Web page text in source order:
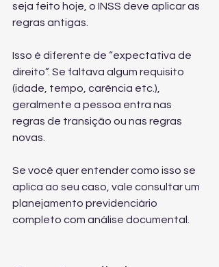
seja feito hoje, o INSS deve aplicar as
regras antigas.
Isso é diferente de “expectativa de
direito”. Se faltava algum requisito
(idade, tempo, carência etc.),
geralmente a pessoa entra nas
regras de transição ou nas regras
novas.
Se você quer entender como isso se
aplica ao seu caso, vale consultar um
planejamento previdenciário
completo com análise documental.